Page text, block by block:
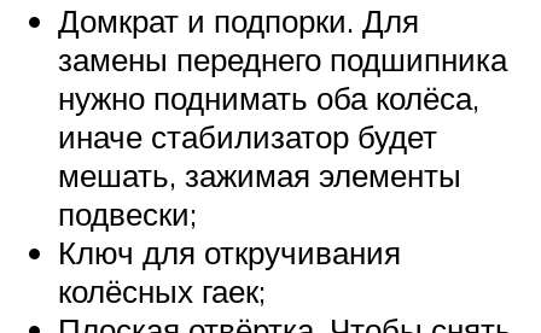
Домкрат и подпорки. Для
замены переднего подшипника
нужно поднимать оба колёса,
иначе стабилизатор будет
мешать, зажимая элементы
подвески;
Ключ для откручивания
колёсных гаек;